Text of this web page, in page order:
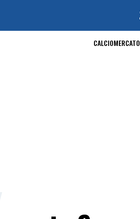
CALCIOMERCATO